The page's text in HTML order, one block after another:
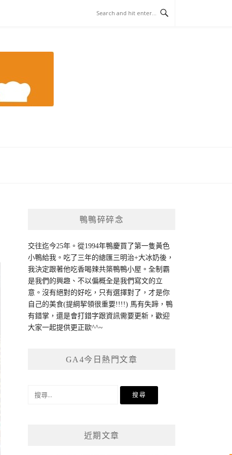
鴨鴨碎碎念
交往迄今25年。從1994年鴨慶買了第一隻黃色
小鴨給我。吃了三年的總匯三明治+大冰奶後，
我決定跟著他吃香喝辣共築鴨鴨小屋。全制霸
是我們的興趣、不以偏概全是我們寫文的立
意。沒有絕對的好吃，只有選擇對了，才是你
自己的美食(提綱挈領很重要!!!!) 馬有失蹄，鴨
有錯掌，還是會打錯字跟資訊需要更新，歡迎
大家一起提供更正歐^^~
GA4今日熱門文章
近期文章